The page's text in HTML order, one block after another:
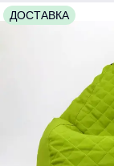
ДОСТАВКА